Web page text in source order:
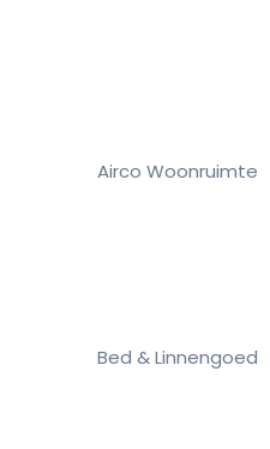
Airco Woonruimte
Bed & Linnengoed